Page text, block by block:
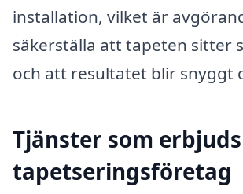
installation, vilket är
säkerställa att tapeten sitter
och att resultatet blir snyggt
Tjänster som
tapetseringsföretag